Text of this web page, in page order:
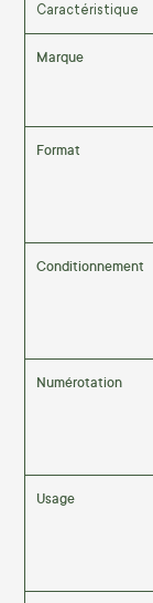
Caractéristique
Marque
Format
Conditionnement
Numérotation
Usage